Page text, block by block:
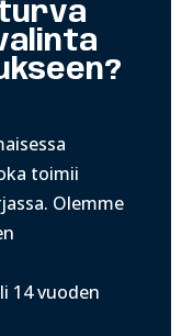
toimii
Olemme
14 vuoden